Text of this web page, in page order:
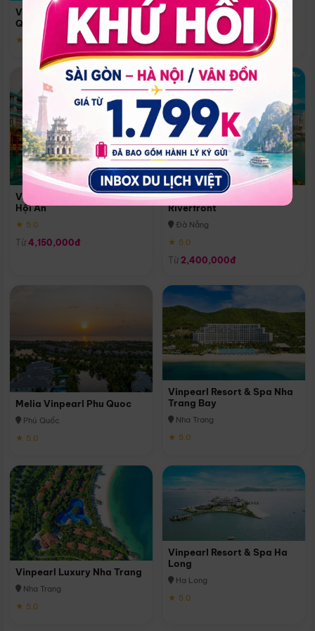
Vinpearl Resort & Spa Phu
Quoc
★ 5.0
Quoc
Phú Quốc
★ 5.0
Vinpearl Resort & Golf Nam
Hội An
★ 5.0
Từ 4,150,000đ
Melia Vinpearl Danang
Riverfront
Đà Nẵng
★ 5.0
Từ 2,400,000đ
Melia Vinpearl Phu Quoc
Phú Quốc
★ 5.0
Vinpearl Resort & Spa Nha
Trang Bay
Nha Trang
★ 5.0
Vinpearl Luxury Nha Trang
Nha Trang
★ 5.0
Vinpearl Resort & Spa Ha
Long
Hạ Long
★ 5.0